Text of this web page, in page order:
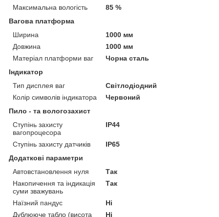
Максимальна вологість
85 %
Вагова платформа
Ширина
1000 мм
Довжина
1000 мм
Матеріал платформи ваг
Чорна сталь
Індикатор
Тип дисплея ваг
Світлодіодний
Колір символів індикатора
Червоний
Пило - та вологозахист
Ступінь захисту
вагопроцесора
IP44
Ступінь захисту датчиків
IP65
Додаткові параметри
Автовстановлення нуля
Так
Накопичення та індикація
суми зважувань
Так
Наїзний пандус
Ні
Дублююче табло (висота
Ні